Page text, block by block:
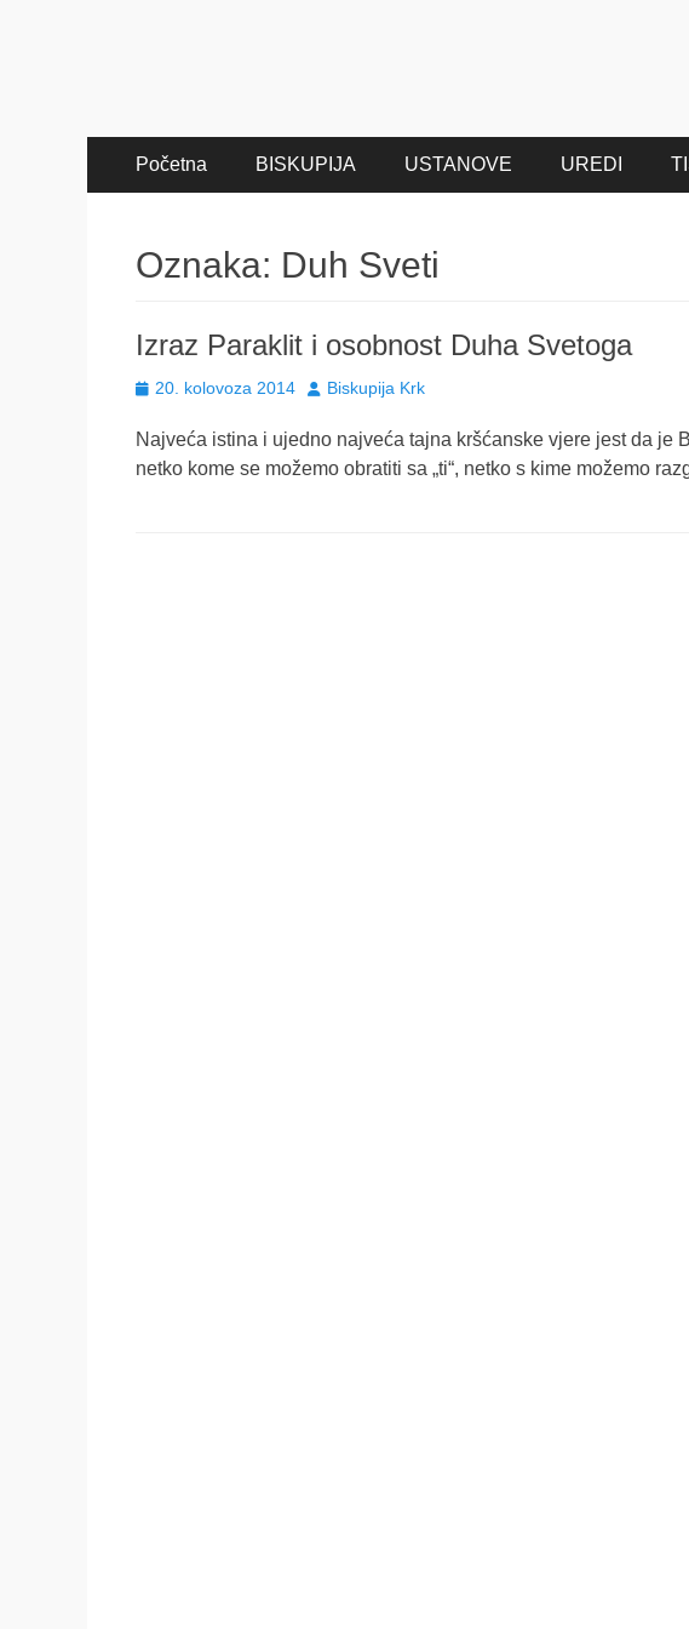
Primary
Menu
Početna BISKUPIJA USTANOVE UREDI
Oznaka: Duh Sveti
Izraz Paraklit i osobnost Duha Svetoga
Posted
20. kolovoza 2014 Author
Biskupija Krk
Najveća istina i ujedno najveća tajna kršćanske vjere jest da je
netko kome se možemo obratiti sa „ti“, netko s kime možemo